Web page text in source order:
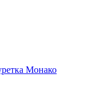
Монако